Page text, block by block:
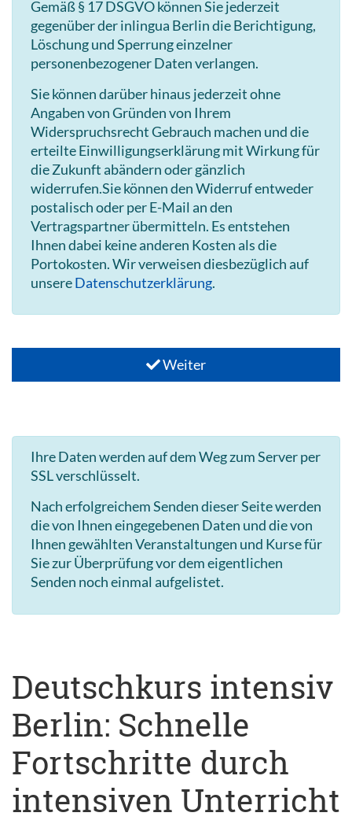
Gemäß § 17 DSGVO können Sie jederzeit
gegenüber der inlingua Berlin die Berichtigung,
Löschung und Sperrung einzelner
personenbezogener Daten verlangen.
Sie können darüber hinaus jederzeit ohne
Angaben von Gründen von Ihrem
Widerspruchsrecht Gebrauch machen und die
erteilte Einwilligungserklärung mit Wirkung für
die Zukunft abändern oder gänzlich
widerrufen.Sie können den Widerruf entweder
postalisch oder per E-Mail an den
Vertragspartner übermitteln. Es entstehen
Ihnen dabei keine anderen Kosten als die
Portokosten. Wir verweisen diesbezüglich auf
unsereDatenschutzerklärung.
Weiter
Ihre Daten werden auf dem Weg zum Server per
SSL verschlüsselt.
Nach erfolgreichem Senden dieser Seite werden
die von Ihnen eingegebenen Daten und die von
Ihnen gewählten Veranstaltungen und Kurse für
Sie zur Überprüfung vor dem eigentlichen
Senden noch einmal aufgelistet.
Deutschkurs intensiv
Berlin: Schnelle
Fortschritte durch
intensiven Unterricht